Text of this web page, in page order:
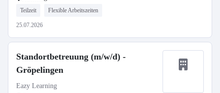
Teilzeit Flexible Arbeitszeiten
25.07.2026
Standortbetreuung (m/w/d) -
Gröpelingen
Eazy Learning